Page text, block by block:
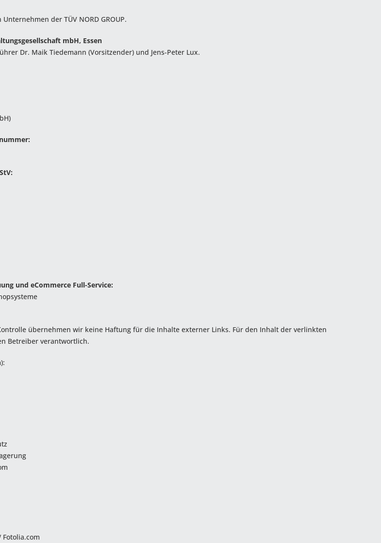
der TÜV NORD GROUP.
mbH, Essen
Dr. Maik Tiedemann (Vorsitzender) und Jens-Peter Lux.
und eCommerce Full-Service:
übernehmen wir keine Haftung für die Inhalte externer Links. Für den Inhalt der verlinkten
Betreiber verantwortlich.
Fotolia.com